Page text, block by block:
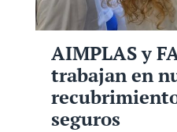
AIMPLAS y
trabajan en
seguros